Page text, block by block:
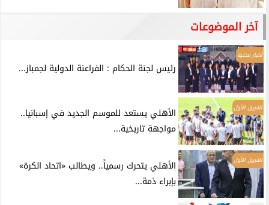
آخر الموضوعات
أخبار محلية
رئيس لجنة الحكام : الفراعنة الدولية لجمباز...
الفريق الأول
الأهلي يستعد للموسم الجديد في إسبانيا..
مواجهة تاريخية...
الفريق الأول
الأهلي يتحرك رسمياً.. ويطالب «اتحاد الكرة»
بإبراء ذمة...